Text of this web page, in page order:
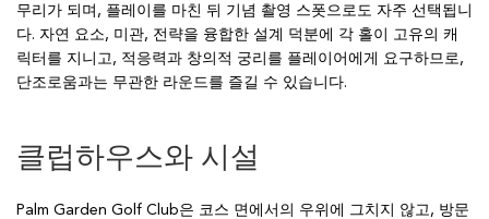
무리가 되며, 플레이를 마친 뒤 기념 촬영 스폿으로도 자주 선택됩니
다. 자연 요소, 미관, 전략을 융합한 설계 덕분에 각 홀이 고유의 캐
릭터를 지니고, 적응력과 창의적 궁리를 플레이어에게 요구하므로,
단조로움과는 무관한 라운드를 즐길 수 있습니다.
클럽하우스와 시설
Palm Garden Golf Club은 코스 면에서의 우위에 그치지 않고, 방문